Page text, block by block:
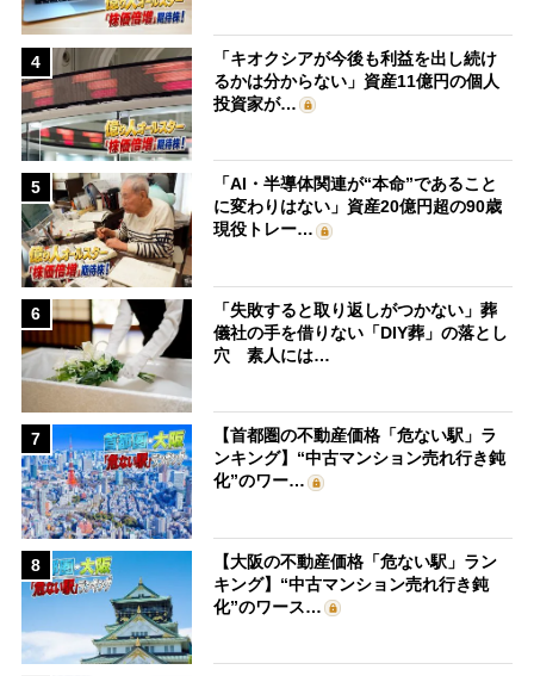
4
「キオクシアが今後も利益を出し続け
るかは分からない」資産11億円の個人
投資家が…
5
「AI・半導体関連が“本命”であること
に変わりはない」資産20億円超の90歳
現役トレー…
6
「失敗すると取り返しがつかない」葬
儀社の手を借りない「DIY葬」の落とし
穴 素人には…
7
【首都圏の不動産価格「危ない駅」ラ
ンキング】“中古マンション売れ行き鈍
化”のワー…
8
【大阪の不動産価格「危ない駅」ラン
キング】“中古マンション売れ行き鈍
化”のワース…